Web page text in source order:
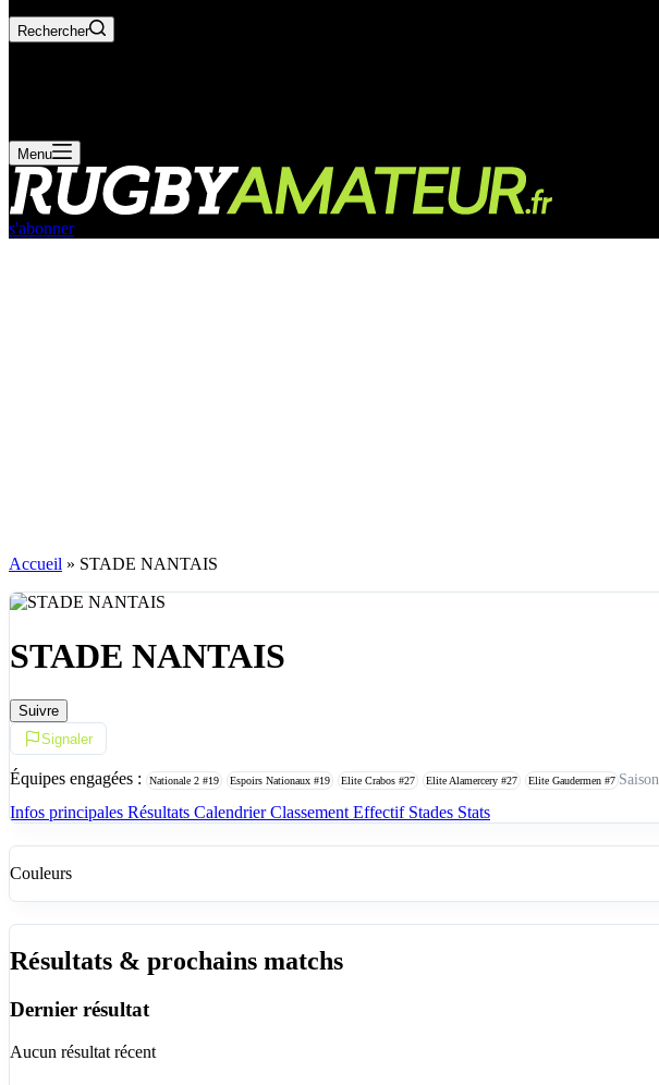
Rechercher
Menu
s'abonner
Accueil » STADE NANTAIS
STADE NANTAIS
Suivre
Signaler
Équipes engagées : Nationale 2 #19 Espoirs Nationaux #19 Elite Crabos #27 Elite Alamercery #27 Elite Gaudermen #7 Saison
Infos principales Résultats CalendrierClassement Effectif Stades Stats
Couleurs
Résultats & prochains matchs
Dernier résultat
Aucun résultat récent